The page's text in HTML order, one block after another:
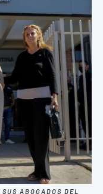
ABOGADOS DEL